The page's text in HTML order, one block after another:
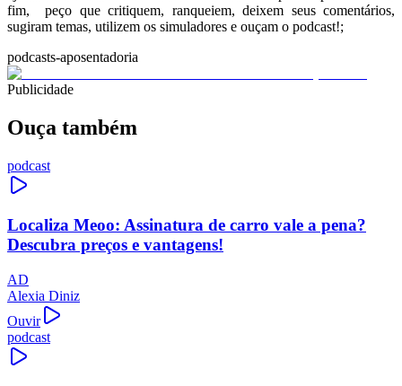
fim, peço que critiquem, ranqueiem, deixem seus comentários,
sugiram temas, utilizem os simuladores e ouçam o podcast!;
podcasts-aposentadoria
Publicidade
Ouça também
podcast
Localiza Meoo: Assinatura de carro vale a pena?
Descubra preços e vantagens!
AD
Alexia Diniz
Ouvir
podcast